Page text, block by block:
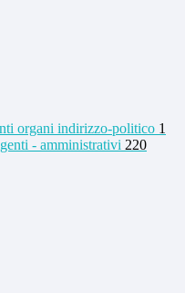
organi indirizzo-politico 1
- amministrativi 220